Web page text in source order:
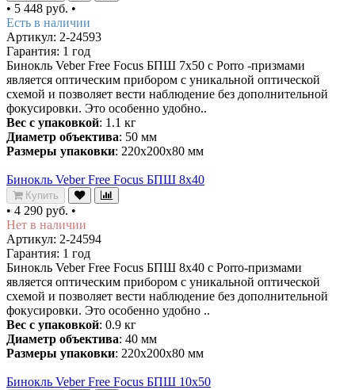
• 5 448 руб. •
Есть в наличии
Артикул: 2-24593
Гарантия: 1 год
Бинокль Veber Free Focus БПШ 7x50 с Porro -призмами
является оптическим прибором с уникальной оптической
схемой и позволяет вести наблюдение без дополнительной
фокусировки. Это особенно удобно..
Вес с упаковкой: 1.1 кг
Диаметр объектива: 50 мм
Размеры упаковки: 220х200х80 мм
Бинокль Veber Free Focus БПШ 8x40
Купить
• 4 290 руб. •
Нет в наличии
Артикул: 2-24594
Гарантия: 1 год
Бинокль Veber Free Focus БПШ 8x40 с Porro-призмами
является оптическим прибором с уникальной оптической
схемой и позволяет вести наблюдение без дополнительной
фокусировки. Это особенно удобно ..
Вес с упаковкой: 0.9 кг
Диаметр объектива: 40 мм
Размеры упаковки: 220х200х80 мм
Бинокль Veber Free Focus БПШ 10x50